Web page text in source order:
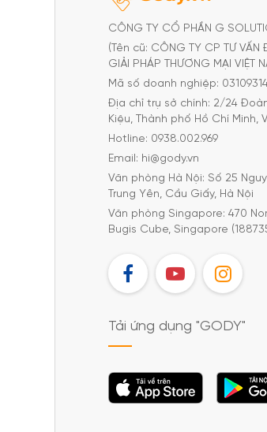
CÔNG TY CỔ PHẦN G
(Tên cũ: CÔNG TY CP TƯ VẤN
GIẢI PHÁP THƯƠNG MẠI VIỆT
Mã số doanh nghiệp:
Địa chỉ trụ sở chính: 2/24
Kiệu, Thành phố Hồ Chí Minh,
Hotline: 0938.002.969
Email: hi@gody.vn
Văn phòng Hà Nội: Số 25
Trung Yên, Cầu Giấy, Hà Nội
Văn phòng Singapore: 470
Bugis Cube, Singapore
FB YT IG
Tải ứng dụng "GODY"
Tải ứng dụng Tải